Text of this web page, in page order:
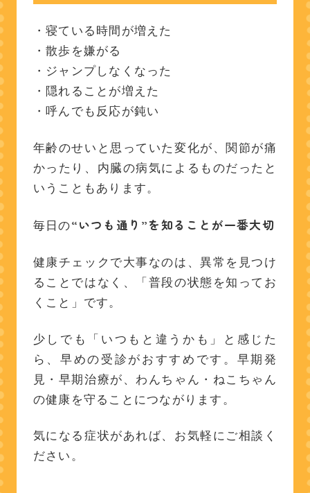
・寝ている時間が増えた
・散歩を嫌がる
・ジャンプしなくなった
・隠れることが増えた
・呼んでも反応が鈍い
年齢のせいと思っていた変化が、関節が痛
かったり、内臓の病気によるものだったと
いうこともあります。
毎日の“いつも通り”を知ることが一番大切
健康チェックで大事なのは、異常を見つけ
ることではなく、「普段の状態を知ってお
くこと」です。
少しでも「いつもと違うかも」と感じた
ら、早めの受診がおすすめです。早期発
見・早期治療が、わんちゃん・ねこちゃん
の健康を守ることにつながります。
気になる症状があれば、お気軽にご相談く
ださい。